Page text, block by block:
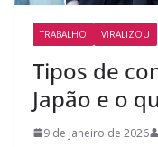
TRABALHO VIRALIZOU
Tipos de
Japão e o
9 de janeiro de 2026